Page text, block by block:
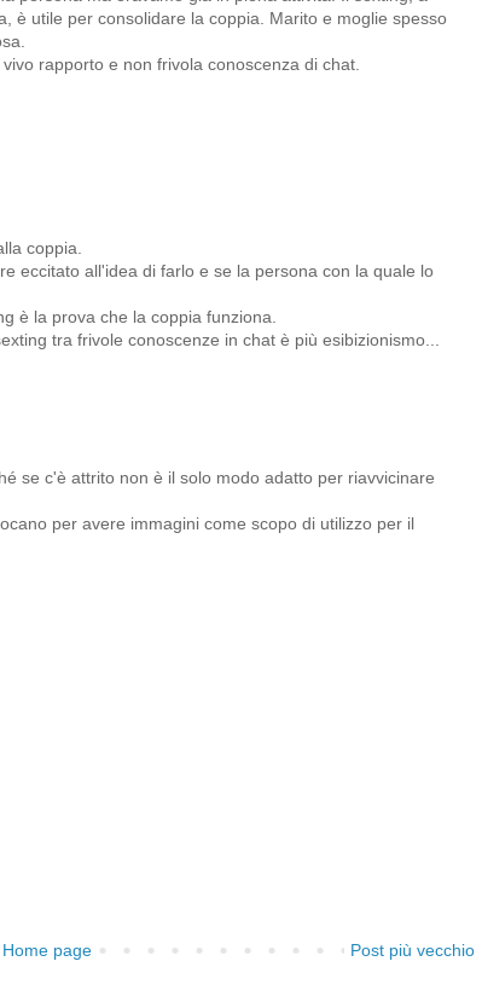
è utile per consolidare la coppia. Marito e moglie spesso
rapporto e non frivola conoscenza di chat.
coppia.
eccitato all'idea di farlo e se la persona con la quale lo
è la prova che la coppia funziona.
tra frivole conoscenze in chat è più esibizionismo...
se c'è attrito non è il solo modo adatto per riavvicinare
per avere immagini come scopo di utilizzo per il
Post più vecchio
Home page